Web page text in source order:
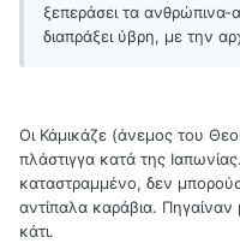
ξεπεράσει τα ανθρώπινα-
διαπράξει ύβρη, με την
Οι Κάμικάζε (άνεμος του
πλάστιγγα κατά της
καταστραμμένο, δεν
αντίπαλα καράβια. Πηγαίναν
κάτι.